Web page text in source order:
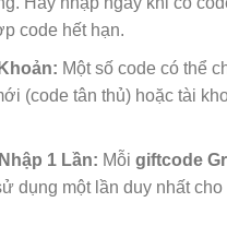
code hết hạn.
Một số code có thể
(code tân thủ) hoặc tài
1 Lần: Mỗi giftcode
dụng một lần duy nhất cho